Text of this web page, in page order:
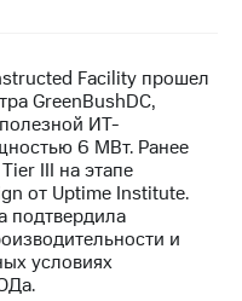
Facility прошел
GreenBushDC,
ИТ-
6 МВт. Ранее
III на этапе
от Uptime Institute.
подтвердила
и
условиях